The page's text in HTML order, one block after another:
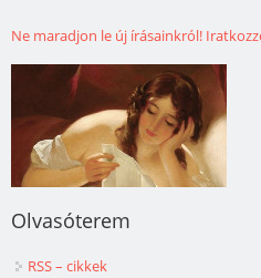
Ne maradjon le új írásainkról!
Olvasóterem
RSS – cikkek